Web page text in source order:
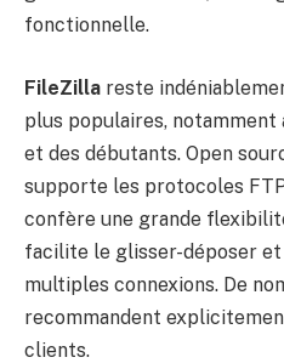
fonctionnelle.
FileZilla reste
plus populaires,
et des débutants. Open
supporte les protocoles
confère une grande
facilite le glisser-déposer
multiples connexions. De
recommandent
clients.